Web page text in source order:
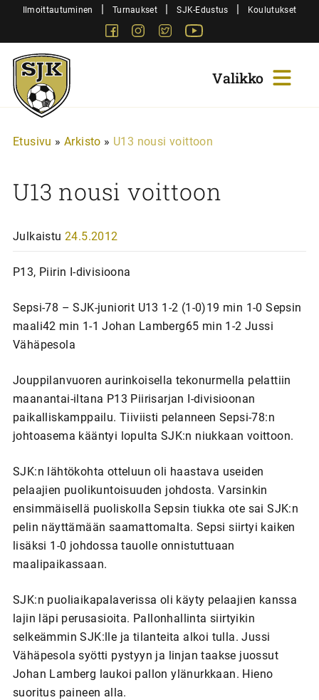
SiirryIlmoittautuminen | Turnaukset | SJK-Edustus | Koulutukset
FacebookInstagram
Twitter
Sjk-
Juniorit
Etusivu » Arkisto » U13 nousi voittoon
U13 nousi voittoon
Julkaistu 24.5.2012
P13, Piirin I-divisioona
Sepsi-78 – SJK-juniorit U13 1-2 (1-0)19 min 1-0 Sepsin
maali42 min 1-1 Johan Lamberg65 min 1-2 Jussi
Vähäpesola
Jouppilanvuoren aurinkoisella tekonurmella pelattiin
maanantai-iltana P13 Piirisarjan I-divisioonan
paikalliskamppailu. Tiiviisti pelanneen Sepsi-78:n
johtoasema kääntyi lopulta SJK:n niukkaan voittoon.
SJK:n lähtökohta otteluun oli haastava useiden
pelaajien puolikuntoisuuden johdosta. Varsinkin
ensimmäisellä puoliskolla Sepsin tiukka ote sai SJK:n
pelin näyttämään saamattomalta. Sepsi siirtyi kaiken
lisäksi 1-0 johdossa tauolle onnistuttuaan
maalipaikassaan.
SJK:n puoliaikapalaverissa oli käyty pelaajien kanssa
lajin läpi perusasioita. Pallonhallinta siirtyikin
selkeämmin SJK:lle ja tilanteita alkoi tulla. Jussi
Vähäpesola syötti pystyyn ja linjan taakse juossut
Johan Lamberg laukoi pallon ylänurkkaan. Hieno
suoritus paineen alla.